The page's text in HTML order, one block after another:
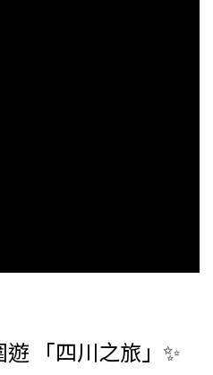
遊 「四川之旅」✨